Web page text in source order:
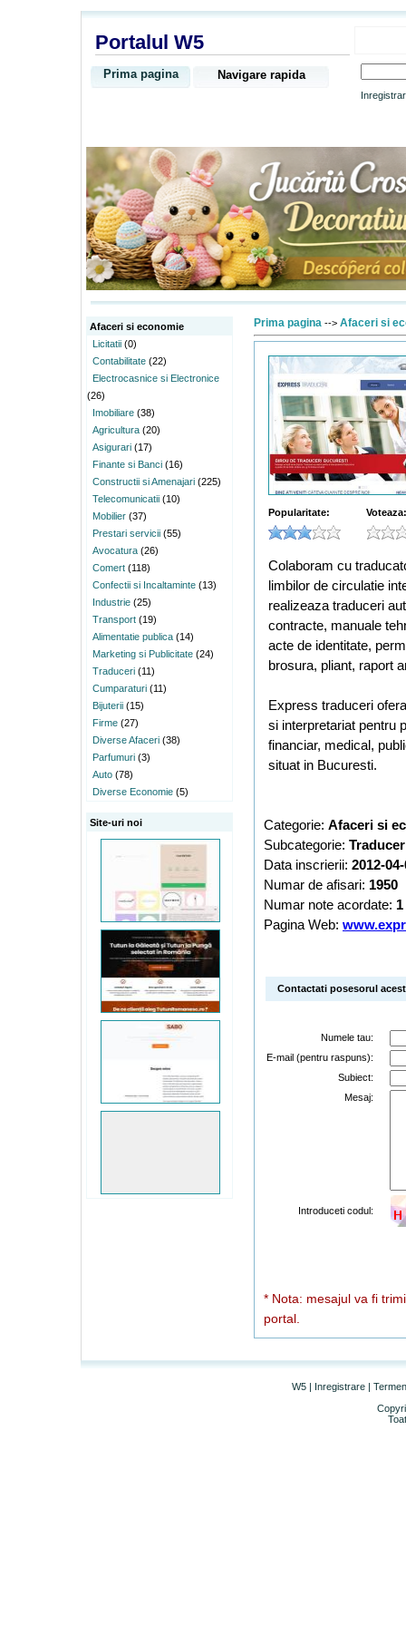
Portalul W5
Prima pagina Navigare rapida
Afaceri si economie
Licitatii (0)
Contabilitate (22)
Electrocasnice si Electronice
(26)
Imobiliare (38)
Agricultura (20)
Asigurari (17)
Finante si Banci (16)
Constructii si Amenajari (225)
Telecomunicatii (10)
Mobilier (37)
Prestari servicii (55)
Avocatura (26)
Comert (118)
Confectii si Incaltaminte (13)
Industrie (25)
Transport (19)
Alimentatie publica (14)
Marketing si Publicitate (24)
Traduceri (11)
Cumparaturi (11)
Bijuterii (15)
Firme (27)
Diverse Afaceri (38)
Parfumuri (3)
Auto (78)
Diverse Economie (5)
Site-uri noi
Prima pagina --> Afaceri si
Popularitate: Voteaza:
Colaboram cu
limbilor de circulatie
realizeaza traduceri
contracte, manuale
acte de identitate,
brosura, pliant, raport
Express traduceri
si interpretariat pentru
financiar, medical,
situat in Bucuresti.
Categorie: Afaceri si
Subcategorie:
Data inscrierii: 2012-
Numar de afisari: 1950
Numar note acordate: 1
Pagina Web:
Contactati posesorul
Numele tau:
E-mail (pentru raspuns):
Subiect:
Mesaj:
Introduceti codul:
* Nota: mesajul va fi
portal.
W5| Inregistrare|